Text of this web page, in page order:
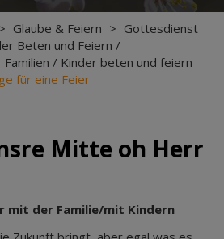
> Glaube & Feiern > Gottesdienst
Beten und Feiern /
Familien / Kinder beten und feiern
für eine Feier
Mitte oh Herr
mit der Familie/mit Kindern